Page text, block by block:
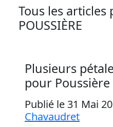
Tous les
POUSSIÈRE
Plusieurs
pour Poussière
Publié le 31 Mai
Chavaudret